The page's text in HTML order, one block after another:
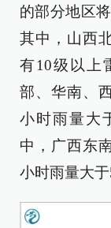
的部分地区
其中，山西
有10级以上
部、华南、
小时雨量大
中，广西东
小时雨量大